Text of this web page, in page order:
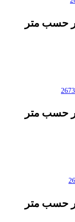
حسب متر
حسب متر
حسب متر